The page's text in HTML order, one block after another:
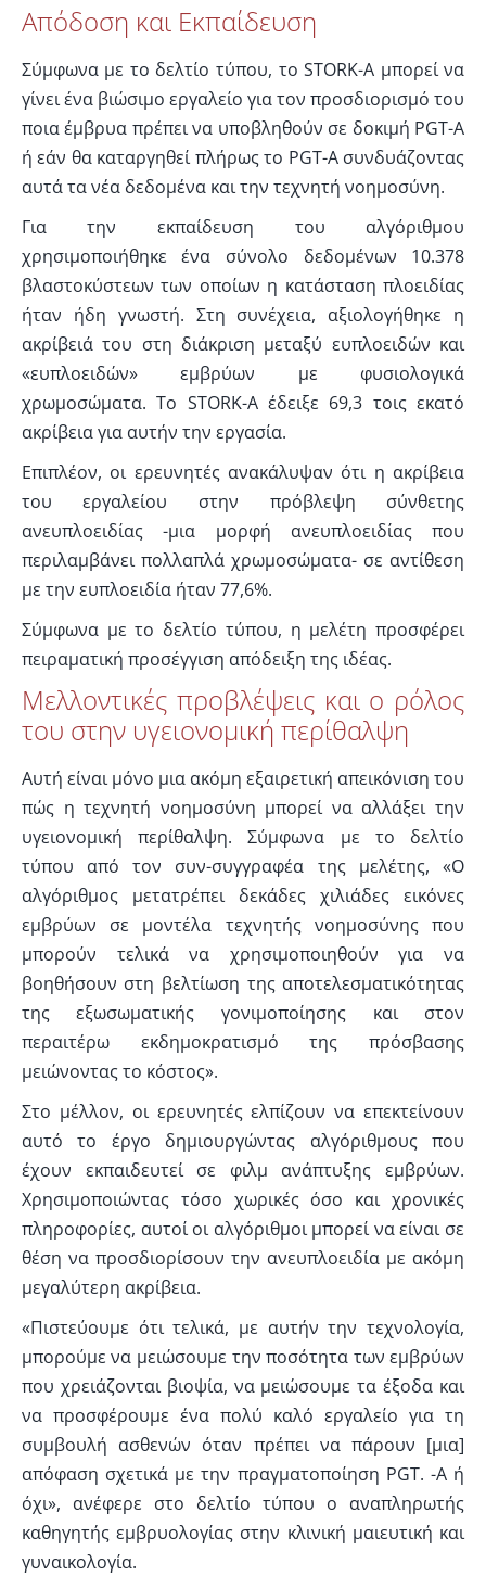
Απόδοση και Εκπαίδευση
Σύμφωνα με το δελτίο τύπου, το STORK-A μπορεί να
γίνει ένα βιώσιμο εργαλείο για τον προσδιορισμό του
ποια έμβρυα πρέπει να υποβληθούν σε δοκιμή PGT-A
ή εάν θα καταργηθεί πλήρως το PGT-A συνδυάζοντας
αυτά τα νέα δεδομένα και την τεχνητή νοημοσύνη.
Για την εκπαίδευση του αλγόριθμου
χρησιμοποιήθηκε ένα σύνολο δεδομένων 10.378
βλαστοκύστεων των οποίων η κατάσταση πλοειδίας
ήταν ήδη γνωστή. Στη συνέχεια, αξιολογήθηκε η
ακρίβειά του στη διάκριση μεταξύ ευπλοειδών και
«ευπλοειδών» εμβρύων με φυσιολογικά
χρωμοσώματα. Το STORK-A έδειξε 69,3 τοις εκατό
ακρίβεια για αυτήν την εργασία.
Επιπλέον, οι ερευνητές ανακάλυψαν ότι η ακρίβεια
του εργαλείου στην πρόβλεψη σύνθετης
ανευπλοειδίας -μια μορφή ανευπλοειδίας που
περιλαμβάνει πολλαπλά χρωμοσώματα- σε αντίθεση
με την ευπλοειδία ήταν 77,6%.
Σύμφωνα με το δελτίο τύπου, η μελέτη προσφέρει
πειραματική προσέγγιση απόδειξη της ιδέας.
Μελλοντικές προβλέψεις και ο ρόλος
του στην υγειονομική περίθαλψη
Αυτή είναι μόνο μια ακόμη εξαιρετική απεικόνιση του
πώς η τεχνητή νοημοσύνη μπορεί να αλλάξει την
υγειονομική περίθαλψη. Σύμφωνα με το δελτίο
τύπου από τον συν-συγγραφέα της μελέτης, «Ο
αλγόριθμος μετατρέπει δεκάδες χιλιάδες εικόνες
εμβρύων σε μοντέλα τεχνητής νοημοσύνης που
μπορούν τελικά να χρησιμοποιηθούν για να
βοηθήσουν στη βελτίωση της αποτελεσματικότητας
της εξωσωματικής γονιμοποίησης και στον
περαιτέρω εκδημοκρατισμό της πρόσβασης
μειώνοντας το κόστος».
Στο μέλλον, οι ερευνητές ελπίζουν να επεκτείνουν
αυτό το έργο δημιουργώντας αλγόριθμους που
έχουν εκπαιδευτεί σε φιλμ ανάπτυξης εμβρύων.
Χρησιμοποιώντας τόσο χωρικές όσο και χρονικές
πληροφορίες, αυτοί οι αλγόριθμοι μπορεί να είναι σε
θέση να προσδιορίσουν την ανευπλοειδία με ακόμη
μεγαλύτερη ακρίβεια.
«Πιστεύουμε ότι τελικά, με αυτήν την τεχνολογία,
μπορούμε να μειώσουμε την ποσότητα των εμβρύων
που χρειάζονται βιοψία, να μειώσουμε τα έξοδα και
να προσφέρουμε ένα πολύ καλό εργαλείο για τη
συμβουλή ασθενών όταν πρέπει να πάρουν [μια]
απόφαση σχετικά με την πραγματοποίηση PGT. -Α ή
όχι», ανέφερε στο δελτίο τύπου ο αναπληρωτής
καθηγητής εμβρυολογίας στην κλινική μαιευτική και
γυναικολογία.